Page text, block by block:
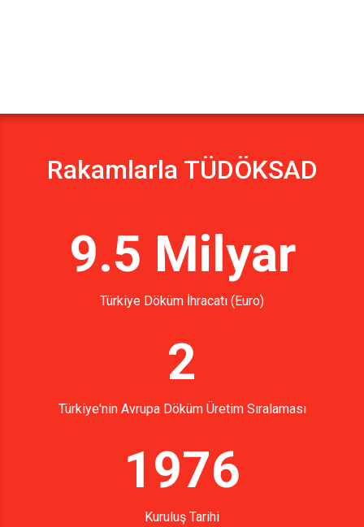
Rakamlarla TÜDÖKSAD
9.5 Milyar
Türkiye Döküm İhracatı (Euro)
2
Türkiye'nin Avrupa Döküm Üretim Sıralaması
1976
Kuruluş Tarihi